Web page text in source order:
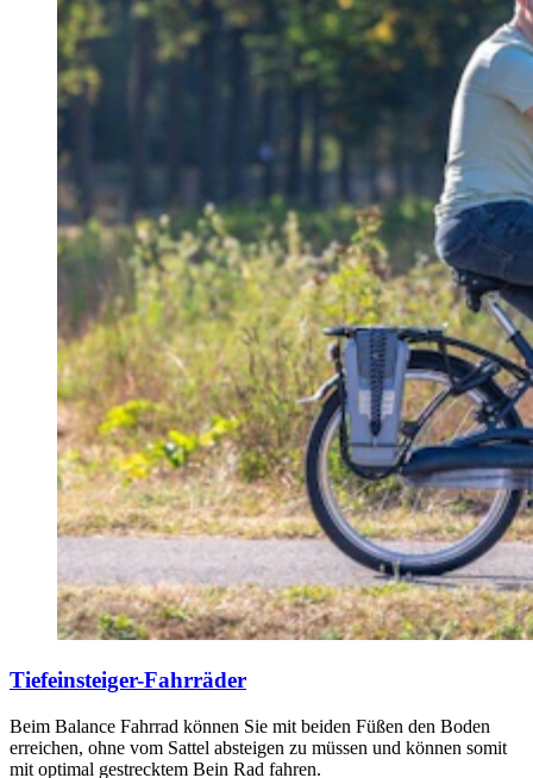
Tiefeinsteiger-Fahrräder
Beim Balance Fahrrad können Sie mit beiden Füßen den Boden
erreichen, ohne vom Sattel absteigen zu müssen und können somit
mit optimal gestrecktem Bein Rad fahren.